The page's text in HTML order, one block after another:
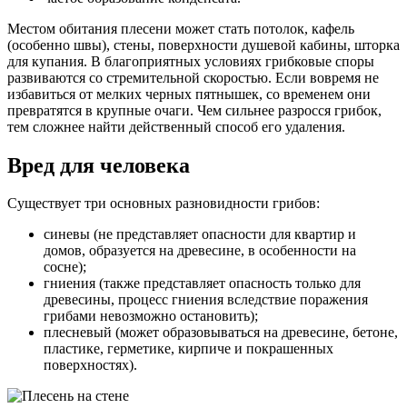
Местом обитания плесени может стать потолок, кафель
(особенно швы), стены, поверхности душевой кабины, шторка
для купания. В благоприятных условиях грибковые споры
развиваются со стремительной скоростью. Если вовремя не
избавиться от мелких черных пятнышек, со временем они
превратятся в крупные очаги. Чем сильнее разросся грибок,
тем сложнее найти действенный способ его удаления.
Вред для человека
Существует три основных разновидности грибов:
синевы (не представляет опасности для квартир и
домов, образуется на древесине, в особенности на
сосне);
гниения (также представляет опасность только для
древесины, процесс гниения вследствие поражения
грибами невозможно остановить);
плесневый (может образовываться на древесине, бетоне,
пластике, герметике, кирпиче и покрашенных
поверхностях).